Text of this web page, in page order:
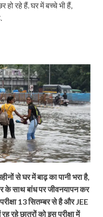
रहे हैं. घर में बच्चे भी हैं,
से घर में बाढ़ का पानी भरा है,
के साथ बांध पर जीवनयापन कर
13 सितम्बर से है और JEE
रहे छात्रों को इस परीक्षा में